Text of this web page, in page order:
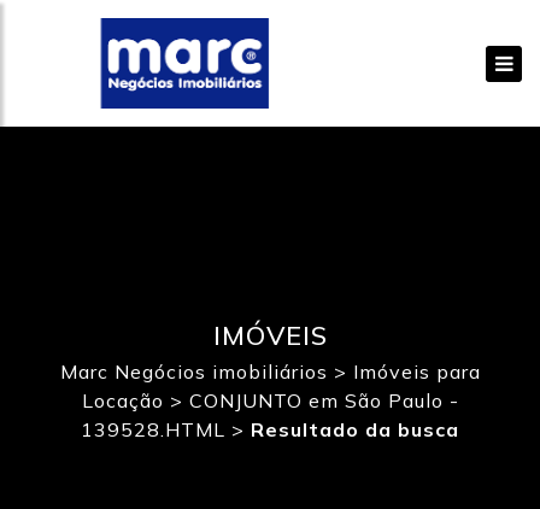
IMÓVEIS
Marc Negócios imobiliários > Imóveis para
Locação > CONJUNTO em São Paulo -
139528.HTML > Resultado da busca